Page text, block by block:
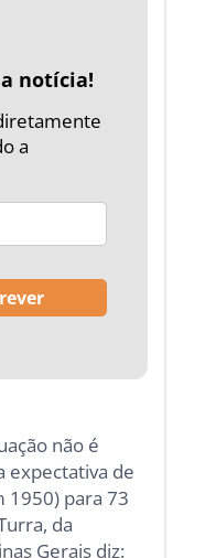
notícia!
a
não é
expectativa de
1950) para 73
da
Gerais diz: